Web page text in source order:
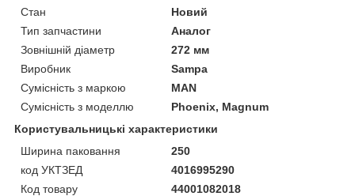
Стан
Новий
Тип запчастини
Аналог
Зовнішній діаметр
272 мм
Виробник
Sampa
Сумісність з маркою
MAN
Сумісність з моделлю
Phoenix, Magnum
Користувальницькі характеристики
Ширина паковання
250
код УКТЗЕД
4016995290
Код товару
44001082018